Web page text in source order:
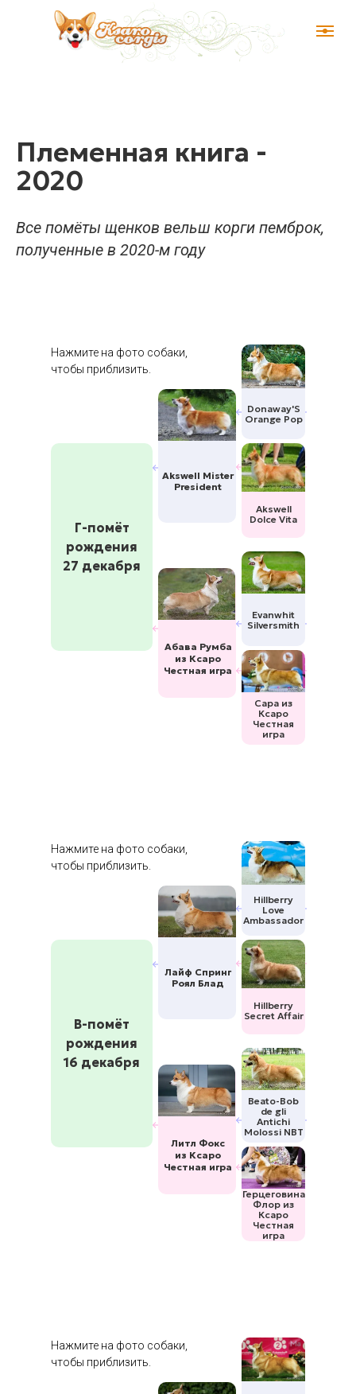
Племенная книга -
2020
Все помёты щенков вельш корги пемброк,
полученные в 2020-м году
Akswell Mister
President
Абава Румба
из Ксаро
Честная игра
Сара из
Ксаро
Честная
игра
Evanwhit
Silversmith
Akswell
Dolce Vita
Donaway'S
Orange Pop
Г-помёт
рождения
27 декабря
Нажмите на фото собаки,
чтобы приблизить.
Лайф Спринг
Роял Блад
Литл Фокс
из Ксаро
Честная игра
Герцеговина
Флор из
Ксаро
Честная
игра
Beato-Bob
de gli
Antichi
Molossi NBT
Hillberry
Secret Affair
Hillberry
Love
Ambassador
В-помёт
рождения
16 декабря
Нажмите на фото собаки,
чтобы приблизить.
Нажмите на фото собаки,
чтобы приблизить.